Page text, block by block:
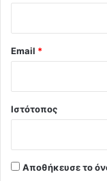
Email *
Ιστότοπος
Αποθήκευσε το